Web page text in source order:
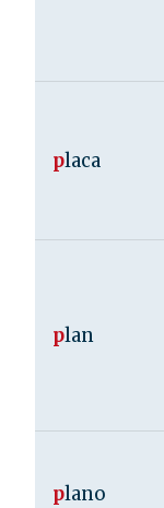
placa
plan
plano